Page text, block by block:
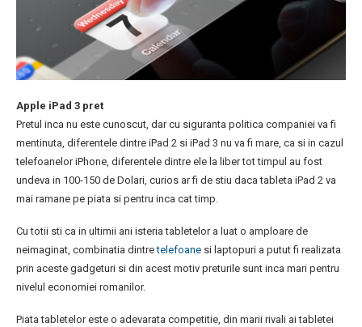
Apple iPad 3 pret
Pretul inca nu este cunoscut, dar cu siguranta politica companiei va fi
mentinuta, diferentele dintre iPad 2 si iPad 3 nu va fi mare, ca si in cazul
telefoanelor iPhone, diferentele dintre ele la liber tot timpul au fost
undeva in 100-150 de Dolari, curios ar fi de stiu daca tableta iPad 2 va
mai ramane pe piata si pentru inca cat timp.
Cu totii sti ca in ultimii ani isteria tabletelor a luat o amploare de
neimaginat, combinatia dintretelefoane si laptopuri a putut fi realizata
prin aceste gadgeturi si din acest motiv preturile sunt inca mari pentru
nivelul economiei romanilor.
Piata tabletelor este o adevarata competitie, din marii rivali ai tabletei